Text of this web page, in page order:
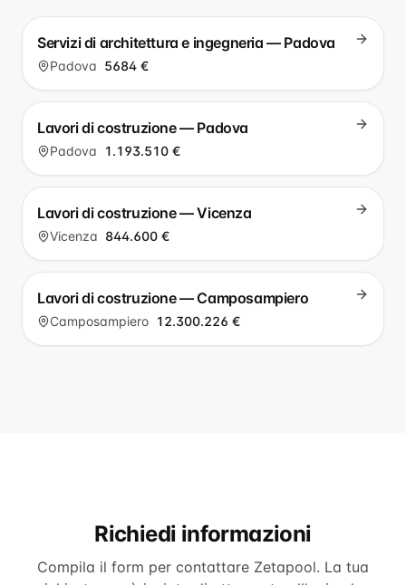
Servizi di architettura e ingegneria — Padova
Padova 5684 €
Lavori di costruzione — Padova
Padova 1.193.510 €
Lavori di costruzione — Vicenza
Vicenza 844.600 €
Lavori di costruzione — Camposampiero
Camposampiero 12.300.226 €
Richiedi informazioni
Compila il form per contattare Zetapool. La tua